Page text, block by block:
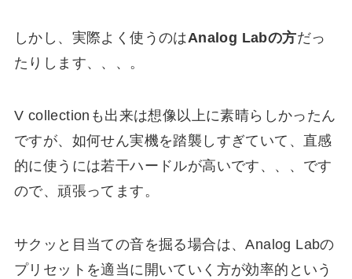
しかし、実際よく使うのはAnalog Labの方だっ
たりします、、、。
V collectionも出来は想像以上に素晴らしかったん
ですが、如何せん実機を踏襲しすぎていて、直感
的に使うには若干ハードルが高いです、、、です
ので、頑張ってます。
サクッと目当ての音を掘る場合は、Analog Labの
プリセットを適当に開いていく方が効率的という